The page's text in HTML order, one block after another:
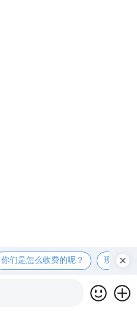
你们是怎么收费的呢？ 现在有